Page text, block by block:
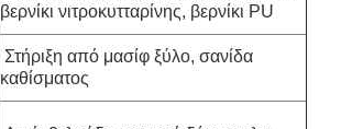
βερνίκι νιτροκυτταρίνης, βερνίκι PU
Στήριξη από μασίφ ξύλο, σανίδα
καθίσματος